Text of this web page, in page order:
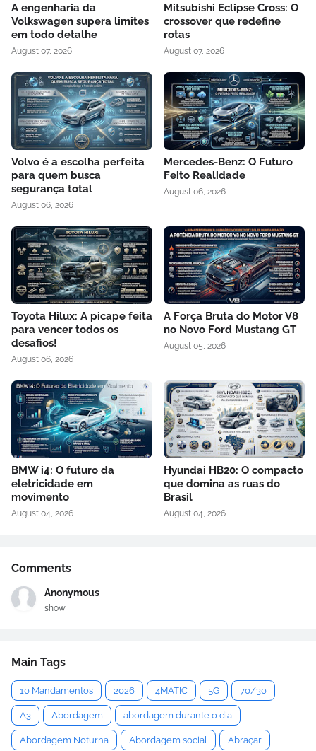
A engenharia da
Volkswagen supera limites
em todo detalhe
August 07, 2026
Mitsubishi Eclipse Cross: O
crossover que redefine
rotas
August 07, 2026
Volvo é a escolha perfeita
para quem busca
segurança total
August 06, 2026
Mercedes-Benz: O Futuro
Feito Realidade
August 06, 2026
Toyota Hilux: A picape feita
para vencer todos os
desafios!
August 06, 2026
A Força Bruta do Motor V8
no Novo Ford Mustang GT
August 05, 2026
BMW i4: O futuro da
eletricidade em
movimento
August 04, 2026
Hyundai HB20: O compacto
que domina as ruas do
Brasil
August 04, 2026
Comments
Anonymous
show
Main Tags
10 Mandamentos 2026 4MATIC 5G 70/30
A3 Abordagem abordagem durante o dia
Abordagem Noturna Abordagem social Abraçar